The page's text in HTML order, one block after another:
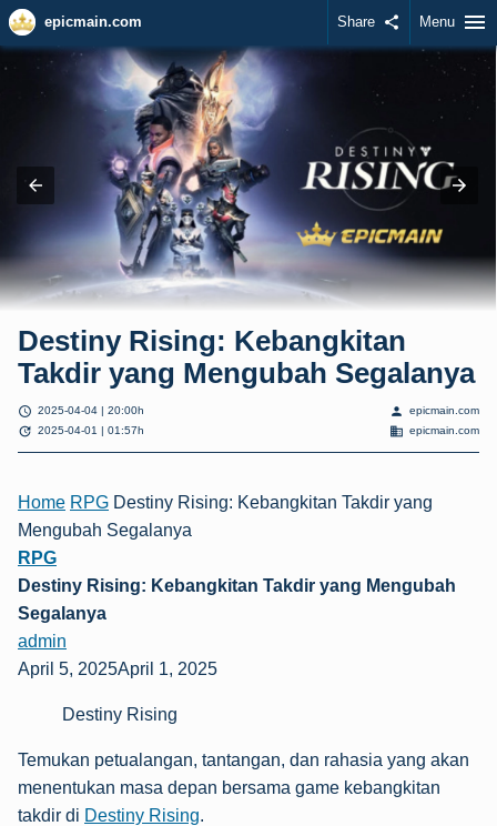
epicmain.com Share share Menu menu
Destiny Rising: Kebangkitan
Takdir yang Mengubah Segalanya
schedule 2025-04-04 | 20:00h
update 2025-04-01 | 01:57h
person epicmain.com
domain epicmain.com
Home RPG Destiny Rising: Kebangkitan Takdir yang
Mengubah Segalanya
RPG
Destiny Rising: Kebangkitan Takdir yang Mengubah
Segalanya
admin
April 5, 2025April 1, 2025
Destiny Rising
Temukan petualangan, tantangan, dan rahasia yang akan
menentukan masa depan bersama game kebangkitan
takdir di Destiny Rising.